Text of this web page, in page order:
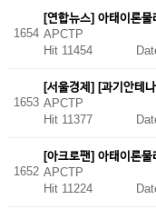
1654
[연합뉴스] 아태이론
APCTP
Hit 11454
1653
[서울경제] [과기안테
APCTP
Hit 11377
1652
[아크로팬] 아태이론
APCTP
Hit 11224